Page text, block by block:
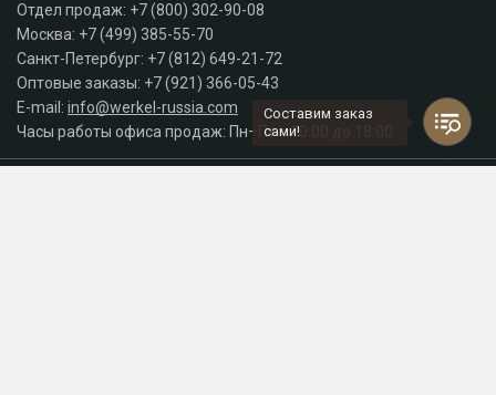
Отдел продаж: +7 (800) 302-90-08
Москва: +7 (499) 385-55-70
Санкт-Петербург: +7 (812) 649-21-72
Оптовые заказы: +7 (921) 366-05-43
E-mail: info@werkel-russia.com
Часы работы офиса продаж: Пн–Пт с 10:00 до 18:00
Составим заказ
сами!